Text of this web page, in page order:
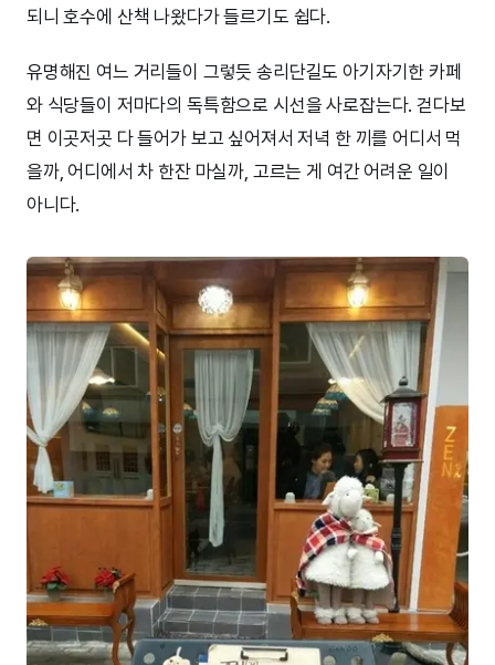
되니 호수에 산책 나왔다가 들르기도 쉽다.
유명해진 여느 거리들이 그렇듯 송리단길도 아기자기한 카페
와 식당들이 저마다의 독특함으로 시선을 사로잡는다. 걷다보
면 이곳저곳 다 들어가 보고 싶어져서 저녁 한 끼를 어디서 먹
을까, 어디에서 차 한잔 마실까, 고르는 게 여간 어려운 일이
아니다.